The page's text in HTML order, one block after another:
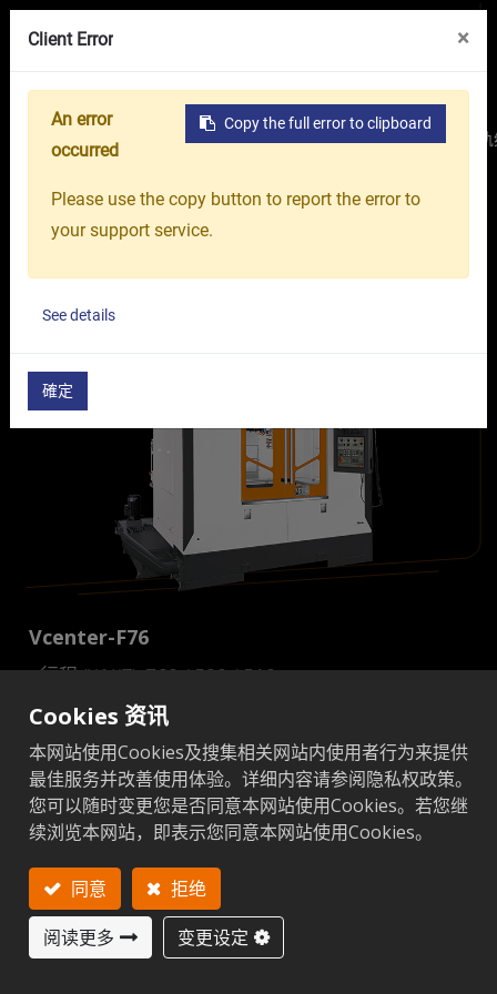
产品介绍 工具机 综合加工中心机 战斗型线
立式加工中心 Vcenter-F系列
战斗型线轨综合加工机
Vcenter-F76
行程 (X/Y/Z): 760 / 500 / 510 mm
快速进给 32/32/32 m/min
8000 rpm 主轴输出 15 kW (S3)
滚柱式滑轨和Ø40 mm球螺杆
包含螺旋屑清除器
详细规格
Cookies 资讯
本网站使用Cookies及搜集相关网站内使用者行为来提供
最佳服务并改善使用体验。详细内容请参阅隐私权政策。
您可以随时变更您是否同意本网站使用Cookies。若您继
续浏览本网站，即表示您同意本网站使用Cookies。
同意
拒绝
阅读更多
变更设定
Client Error ×
Copy the full error to clipboard
An error
occurred
Please use the copy button to report the error to
your support service.
See details
確定